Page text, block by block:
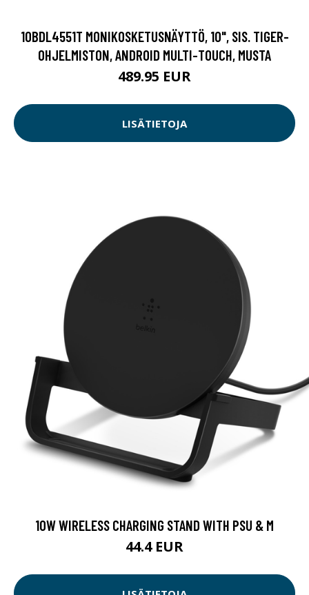
10BDL4551T MONIKOSKETUSNÄYTTÖ, 10", SIS. TIGER-
OHJELMISTON, ANDROID MULTI-TOUCH, MUSTA
489.95 EUR
LISÄTIETOJA
10W WIRELESS CHARGING STAND WITH PSU & M
44.4 EUR